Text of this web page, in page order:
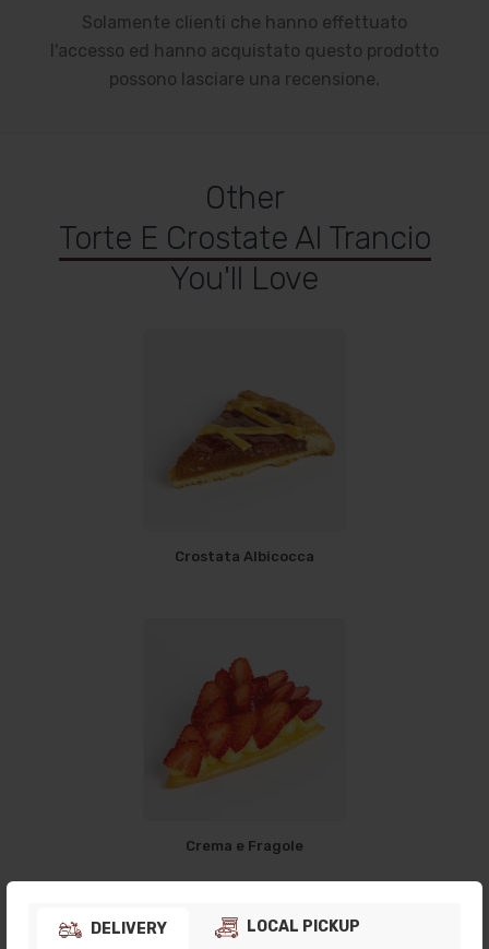
DELIVERY LOCAL PICKUP
Solamente clienti che hanno effettuato
l'accesso ed hanno acquistato questo prodotto
possono lasciare una recensione.
Other
Torte E Crostate Al Trancio
You'll Love
Crostata Albicocca
Crema e Fragole